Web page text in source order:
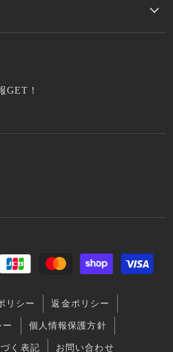
GET！
リシー 返金ポリシー
個人情報保護方針
く表記 お問い合わせ